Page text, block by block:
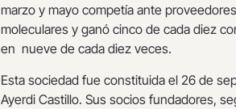
marzo y mayo competía ante
moleculares y ganó cinco de cada diez
en nueve de cada diez veces.
Esta sociedad fue constituida el 26 de
Ayerdi Castillo. Sus socios fundadores,